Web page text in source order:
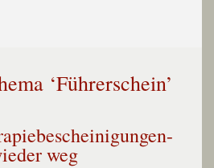
‘Führerschein’
weg